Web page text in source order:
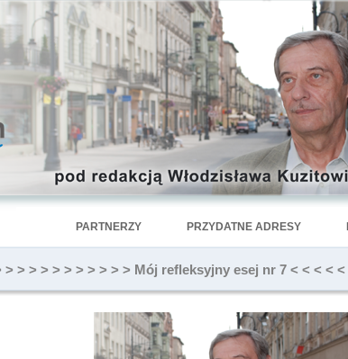
PARTNERZY PRZYDATNE ADRESY
> > > > > > > > > > > Mój refleksyjny esej nr 7 < < < < <